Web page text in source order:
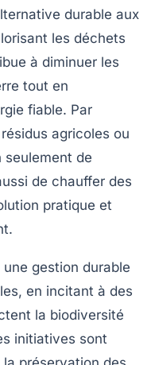
durable aux
les déchets
à diminuer les
tout en
fiable. Par
agricoles ou
seulement de
de chauffer des
pratique et
une gestion durable
en incitant à des
la biodiversité
initiatives sont